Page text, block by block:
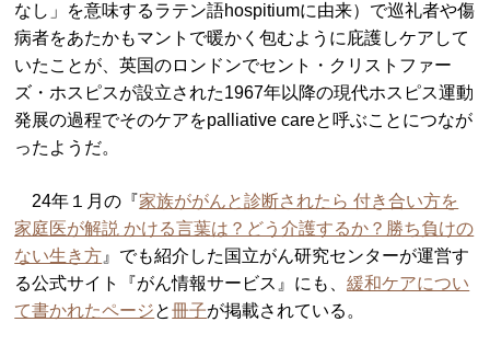
なし」を意味するラテン語hospitiumに由来）で巡礼者や傷
病者をあたかもマントで暖かく包むように庇護しケアして
いたことが、英国のロンドンでセント・クリストファー
ズ・ホスピスが設立された1967年以降の現代ホスピス運動
発展の過程でそのケアをpalliative careと呼ぶことにつなが
ったようだ。
24年１月の『家族ががんと診断されたら 付き合い方を
家庭医が解説 かける言葉は？どう介護するか？勝ち負けの
ない生き方 』でも紹介した国立がん研究センターが運営す
る公式サイト『がん情報サービス』にも、緩和ケアについ
て書かれたページと冊子が掲載されている。